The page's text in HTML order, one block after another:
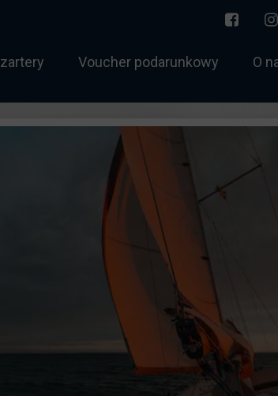
Voucher podarunkowy O